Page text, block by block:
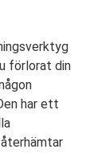
förlorat din
har ett